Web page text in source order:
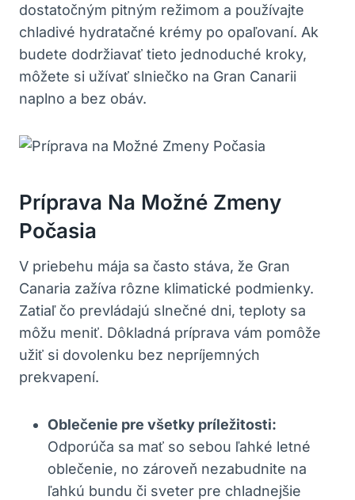
dostatočným pitným režimom a používajte
chladivé hydratačné krémy po opaľovaní. Ak
budete dodržiavať tieto jednoduché kroky,
môžete si užívať slniečko na Gran Canarii
naplno a bez obáv.
Príprava Na Možné Zmeny
Počasia
V priebehu mája sa často stáva, že Gran
Canaria zažíva rôzne klimatické podmienky.
Zatiaľ čo prevládajú slnečné dni, teploty sa
môžu meniť. Dôkladná príprava vám pomôže
užiť si dovolenku bez nepríjemných
prekvapení.
Oblečenie pre všetky príležitosti:
Odporúča sa mať so sebou ľahké letné
oblečenie, no zároveň nezabudnite na
ľahkú bundu či sveter pre chladnejšie